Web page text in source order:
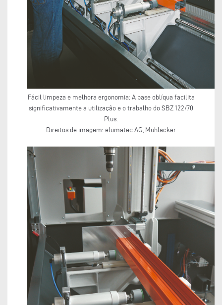
Fácil limpeza e melhora ergonomia: A base oblíqua facilita
significativamente a utilização e o trabalho do SBZ 122/70
Plus.
Direitos de imagem: elumatec AG, Mühlacker